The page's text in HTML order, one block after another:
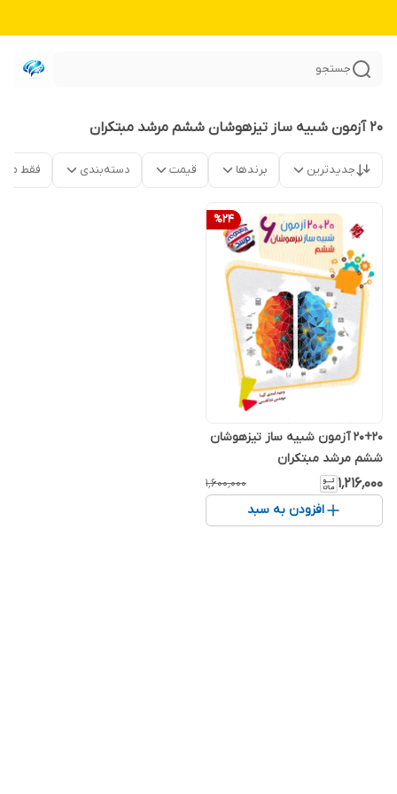
جستجو
20 آزمون شبیه ساز تیزهوشان ششم مرشد مبتکران
جدیدترین برندها قیمت دسته‌بندی فقط
%24
20+20 آزمون شبیه ساز تیزهوشان
ششم مرشد مبتکران
۱٬۲۱۶٬۰۰۰ ۱٬۶۰۰٬۰۰۰
افزودن به سبد